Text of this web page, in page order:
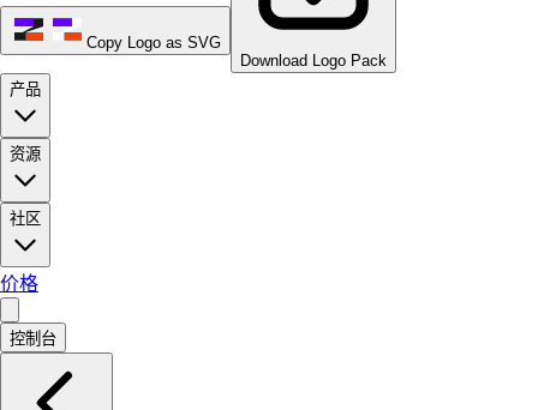
Copy Logo as SVG
Download Logo Pack
产品
资源
社区
价格
控制台